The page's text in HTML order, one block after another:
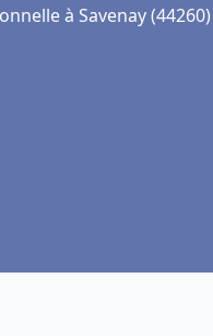
à Savenay (44260)